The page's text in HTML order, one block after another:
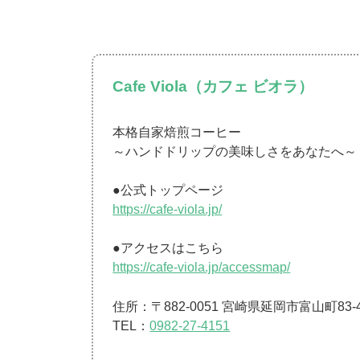
Cafe Viola（カフェ ビオラ）
本格自家焙煎コーヒー
～ハンドドリップの美味しさをあなたへ～
●公式トップページ
https://cafe-viola.jp/
●アクセスはこちら
https://cafe-viola.jp/accessmap/
住所：〒882-0051 宮崎県延岡市富山町83-
TEL：0982-27-4151